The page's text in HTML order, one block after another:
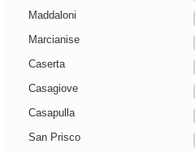
Maddaloni
Marcianise
Caserta
Casagiove
Casapulla
San Prisco